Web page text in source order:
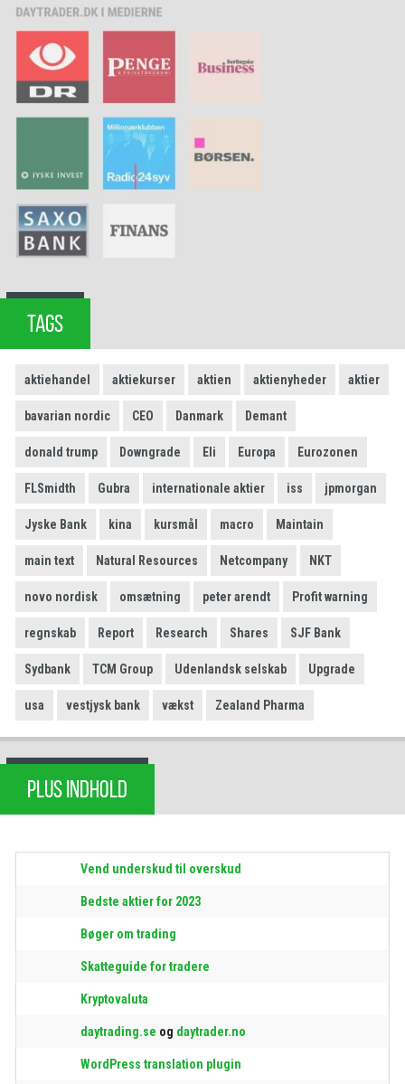
TAGS
aktiehandel aktiekurser aktien aktienyheder aktier
bavarian nordic CEO Danmark Demant
donald trump Downgrade Eli Europa Eurozonen
FLSmidth Gubra internationale aktier iss jpmorgan
Jyske Bank kina kursmål macro Maintain
main text Natural Resources Netcompany NKT
novo nordisk omsætning peter arendt Profit warning
regnskab Report Research Shares SJF Bank
Sydbank TCM Group Udenlandsk selskab Upgrade
usa vestjysk bank vækst Zealand Pharma
PLUS INDHOLD
Vend underskud til overskud
Bedste aktier for 2023
Bøger om trading
Skatteguide for tradere
Kryptovaluta
daytrading.se og daytrader.no
WordPress translation plugin